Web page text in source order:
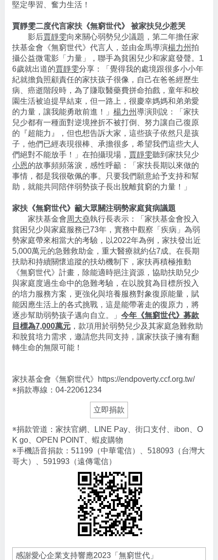
堅定學習、奮力生活！
賈靜雯二度代言家扶《無窮世代》
被家扶兒少惹哭
影后賈靜雯向來關心弱勢兒少議題，第二年擔任家
扶基金會《無窮世代》代言人，並由金馬導演楊力州拍
攝公益微電影「力量」，聯手為貧困兒少和家庭發聲。1
6歲就出道的賈靜雯分享：「覺得我的處境跟很多小小年
紀就擔負照顧責任的家扶孩子很像，自己在爸爸經歷生
病、癌逝階段時，為了賺取醫藥費拼命拍戲，童年和校
園生活被迫提早結束，但一路上，很慶幸媽媽和弟弟愛
的力量，讓我能勇敢前進！」 楊力州導演則說：「家扶
兒少都有一種面對逆境挫折不被打倒、努力讓自己復原
的『超能力』，但也想告訴大家，這些孩子依然只是孩
子，他們已經表現很棒、承擔很多，希望我們這些大人
們絕對不能放手！」在拍攝現場， 賈靜雯聽到家扶兒少
小恩的故事頻頻落淚，感性呼籲：「家扶長期以來做的
事情，都是我很敬佩的事。只要我們願意給予支持和幫
助，就能共同陪伴弱勢孩子長出脫離貧窮的力量！」
家扶《無窮世代》籲大眾關注弱勢家庭貧病議題
家扶基金會周大堯執行長表示：「家扶基金會投入
貧困兒少與家庭服務已73年，實務中觀察「疾病」為弱
勢家庭帶來相當大的考驗，以2022年為例，家扶發出近
5,000萬元的急難救助金，重大醫療就約佔7成。在長期
扶助和持續關懷追蹤的扶幼機制下，家扶再積極推動
《無窮世代》計畫，除能適時挹注資源，協助扶助兒少
與家庭度過生命中的急難考驗，在以脫貧為目標所投入
的培力服務方案，更強化與培養服務對象復原能量，賦
能因應生活上的各式挑戰，這是能帶著走的復原力，將
逐步幫助弱勢孩子邁向自立。」 今年《無窮世代》募款
目標為7,000萬元 ，款項用於弱勢兒少及其家庭急難救助
和脫貧培力需求，邀請您共同支持，讓家扶孩子擁有翻
轉生命的無限可能！
家扶基金會《無窮世代》
https://endpoverty.ccf.org.tw/
※捐款專線：04-22061234
立即捐款
※捐款管道：家扶官網、LINE Pay、街口支付、ibon、O
K go、OPEN POINT、蝦皮購物
※手機語音捐款：51199（中華電信）、518093（台灣大
哥大）、591993（遠傳電信）
感謝愛心企業支持響應2023「無窮世代」